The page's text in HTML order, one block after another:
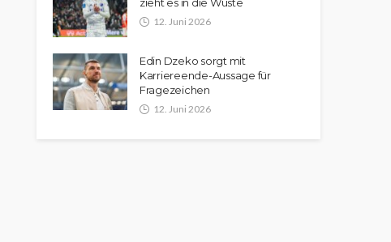
12. Juni 2026
Edin Dzeko sorgt mit
Karriereende-Aussage für
Fragezeichen
12. Juni 2026